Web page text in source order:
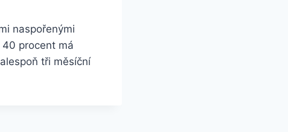
naspořenými
procent má
tři měsíční